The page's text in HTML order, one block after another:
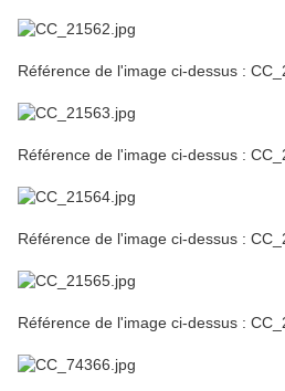
Référence de l'image ci-dessus :
Référence de l'image ci-dessus :
Référence de l'image ci-dessus :
Référence de l'image ci-dessus :